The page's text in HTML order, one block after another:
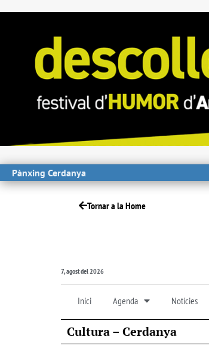
Pànxing Cerdanya
Tornar a la Home
7, agost del 2026
Inici Agenda Notícies
Cultura – Cerdanya